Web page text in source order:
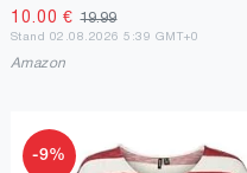
10.00 €19.99
Stand 02.08.2026 5:39 GMT+0
Amazon
-9%